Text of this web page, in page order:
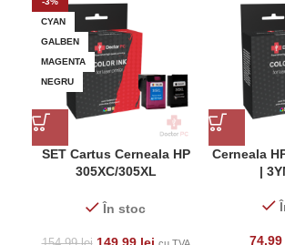
CYAN
GALBEN
MAGENTA
NEGRU
SET Cartus Cerneala HP
305XC/305XL
În stoc
149.99 lei
Cerneala
|
74.99